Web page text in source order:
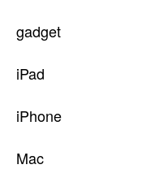
gadget
iPad
iPhone
Mac